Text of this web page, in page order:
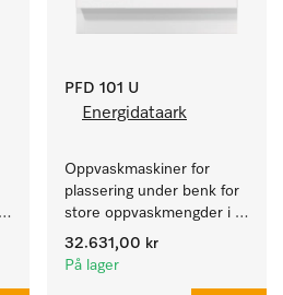
PFD 101 U
Energidataark
Oppvaskmaskiner for
plassering under benk for
store oppvaskmengder i
husholdninger, kantiner,
kafeer og grovkjøkken.
32.631,00 kr
På lager